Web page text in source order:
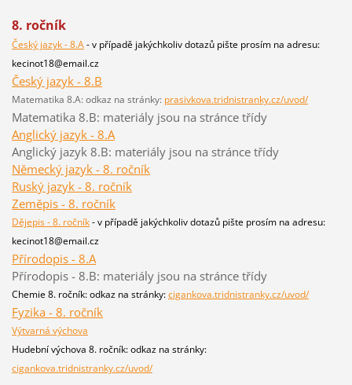
8. ročník
Český jazyk - 8.A- v případě jakýchkoliv dotazů pište prosím na adresu:
kecinot18@email.cz
Český jazyk - 8.B
Matematika 8.A: odkaz na stránky: prasivkova.tridnistranky.cz/uvod/
Matematika 8.B: materiály jsou na stránce třídy
Anglický jazyk - 8.A
Anglický jazyk 8.B: materiály jsou na stránce třídy
Německý jazyk - 8. ročník
Ruský jazyk - 8. ročník
Zeměpis - 8. ročník
Dějepis - 8. ročník- v případě jakýchkoliv dotazů pište prosím na adresu:
kecinot18@email.cz
Přírodopis - 8.A
Přírodopis - 8.B: materiály jsou na stránce třídy
Chemie 8. ročník: odkaz na stránky:cigankova.tridnistranky.cz/uvod/
Fyzika - 8. ročník
Výtvarná výchova
Hudební výchova 8. ročník: odkaz na stránky:
cigankova.tridnistranky.cz/uvod/